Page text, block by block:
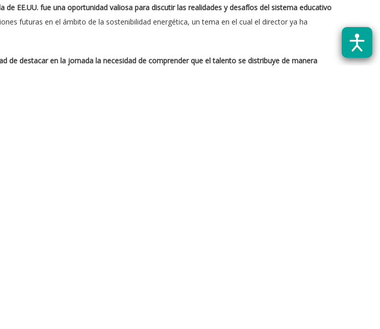
de EE.UU. fue una oportunidad valiosa para discutir las realidades y desafíos del sistema educativo
futuras en el ámbito de la sostenibilidad energética, un tema en el cual el director ya ha
de destacar en la jornada la necesidad de comprender que el talento se distribuye de manera